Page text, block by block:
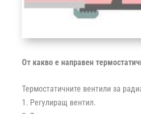
От какво е направен
Термостатичните вентили за
1. Регулиращ вентил.